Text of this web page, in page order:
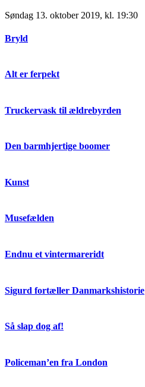
Søndag 13. oktober 2019, kl. 19:30
Bryld
Alt er ferpekt
Truckervask til ældrebyrden
Den barmhjertige boomer
Kunst
Musefælden
Endnu et vintermareridt
Sigurd fortæller Danmarkshistorie
Så slap dog af!
Policeman’en fra London